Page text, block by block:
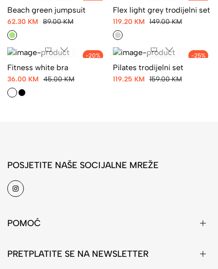
Beach green jumpsuit
62.30 KM 89.00 KM
Flex light grey trodijelni set
119.20 KM 149.00 KM
-20%
Fitness white bra
36.00 KM 45.00 KM
-25%
Pilates trodijelni set
119.25 KM 159.00 KM
POSJETITE NAŠE SOCIJALNE MREŽE
POMOĆ
PRETPLATITE SE NA NEWSLETTER